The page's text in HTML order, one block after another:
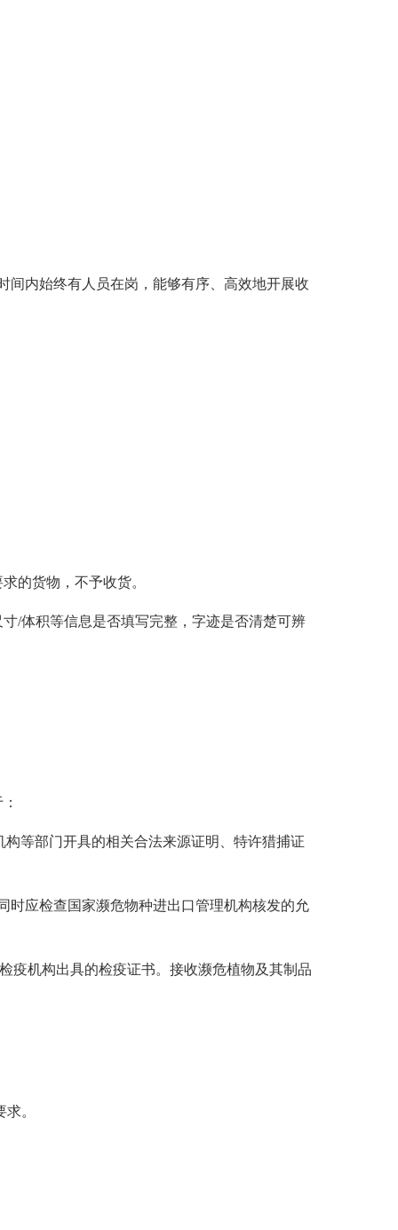
间内始终有人员在岗，能够有序、高效地开展收
的货物，不予收货。
/体积等信息是否填写完整，字迹是否清楚可辨
等部门开具的相关合法来源证明、特许猎捕证
时应检查国家濒危物种进出口管理机构核发的允
疫机构出具的检疫证书。接收濒危植物及其制品
。